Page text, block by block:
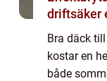
driftsäker
Bra däck
kostar en
både